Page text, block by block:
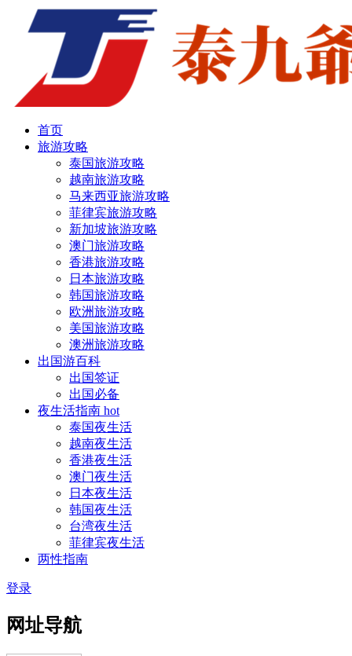
首页
旅游攻略
泰国旅游攻略
越南旅游攻略
马来西亚旅游攻略
菲律宾旅游攻略
新加坡旅游攻略
澳门旅游攻略
香港旅游攻略
日本旅游攻略
韩国旅游攻略
欧洲旅游攻略
美国旅游攻略
澳洲旅游攻略
出国游百科
出国签证
出国必备
夜生活指南 hot
泰国夜生活
越南夜生活
香港夜生活
澳门夜生活
日本夜生活
韩国夜生活
台湾夜生活
菲律宾夜生活
两性指南
登录
网址导航